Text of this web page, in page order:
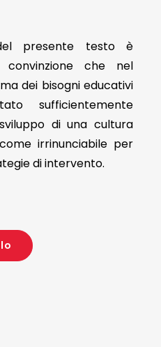
presente testo è
che nel
dei bisogni educativi
sufficientemente
di una cultura
irrinunciabile per
di intervento.